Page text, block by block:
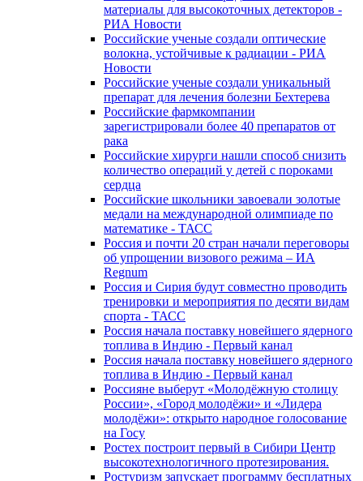
материалы для высокоточных детекторов -
РИА Новости
Российские ученые создали оптические
волокна, устойчивые к радиации - РИА
Новости
Российские ученые создали уникальный
препарат для лечения болезни Бехтерева
Российские фармкомпании
зарегистрировали более 40 препаратов от
рака
Российские хирурги нашли способ снизить
количество операций у детей с пороками
сердца
Российские школьники завоевали золотые
медали на международной олимпиаде по
математике - ТАСС
Россия и почти 20 стран начали переговоры
об упрощении визового режима – ИА
Regnum
Россия и Сирия будут совместно проводить
тренировки и мероприятия по десяти видам
спорта - ТАСС
Россия начала поставку новейшего ядерного
топлива в Индию - Первый канал
Россия начала поставку новейшего ядерного
топлива в Индию - Первый канал
Россияне выберут «Молодёжную столицу
России», «Город молодёжи» и «Лидера
молодёжи»: открыто народное голосование
на Госу
Ростех построит первый в Сибири Центр
высокотехнологичного протезирования.
Ростуризм запускает программу бесплатных